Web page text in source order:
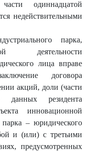
одиннадцатой
недействительными
парка,
деятельности
лица вправе
договора
акций, доли (части
резидента
инновационной
парка – юридического
и (или) с третьими
предусмотренных